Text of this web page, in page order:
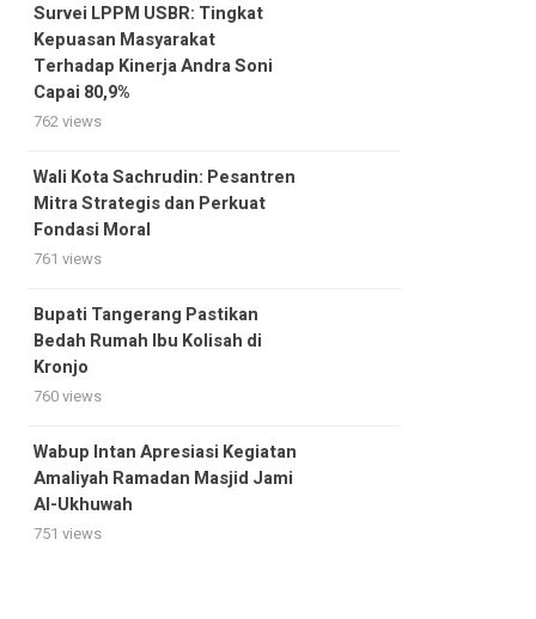
Survei LPPM USBR: Tingkat
Kepuasan Masyarakat
Terhadap Kinerja Andra Soni
Capai 80,9%
762 views
Wali Kota Sachrudin: Pesantren
Mitra Strategis dan Perkuat
Fondasi Moral
761 views
Bupati Tangerang Pastikan
Bedah Rumah Ibu Kolisah di
Kronjo
760 views
Wabup Intan Apresiasi Kegiatan
Amaliyah Ramadan Masjid Jami
Al-Ukhuwah
751 views